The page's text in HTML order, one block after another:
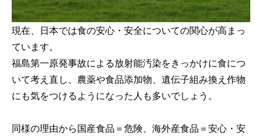
現在、日本では食の安心・安全についての関心が高まっ
ています。
福島第一原発事故による放射能汚染をきっかけに食につ
いて考え直し、農薬や食品添加物、遺伝子組み換え作物
にも気をつけるようになった人も多いでしょう。
同様の理由から国産食品＝危険、海外産食品＝安心・安